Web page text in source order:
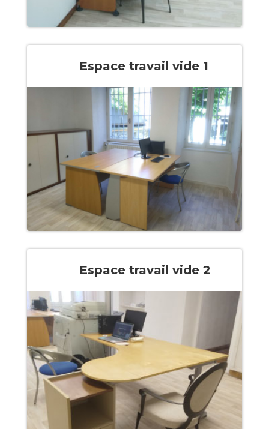
Espace travail vide 1
Espace travail vide 2